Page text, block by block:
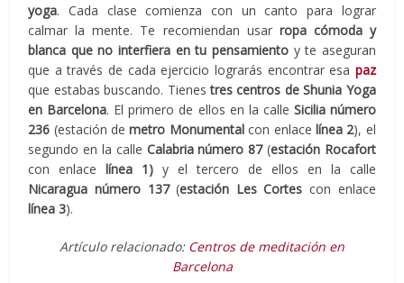
yoga. Cada clase comienza con un canto para lograr
calmar la mente. Te recomiendan usar ropa cómoda y
blanca que no interfiera en tu pensamientoy te aseguran
que a través de cada ejercicio lograrás encontrar esa paz
que estabas buscando. Tienestres centros de Shunia Yoga
en Barcelona. El primero de ellos en la calle Sicilia número
236 (estación demetro Monumentalcon enlacelínea 2), el
segundo en la calle Calabria número 87(estación Rocafort
con enlacelínea 1) y el tercero de ellos en la calle
Nicaragua número 137(estación Les Cortes con enlace
línea 3).
Artículo relacionado: Centros de meditación en
Barcelona